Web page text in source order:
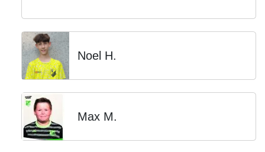
Noel H.
Max M.